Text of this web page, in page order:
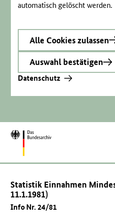
automatisch gelöscht werden.
Alle Cookies zulassen
Auswahl bestätigen
Datenschutz
Zur
Statistik Einnahmen
11.1.1981)
Info Nr. 24/81